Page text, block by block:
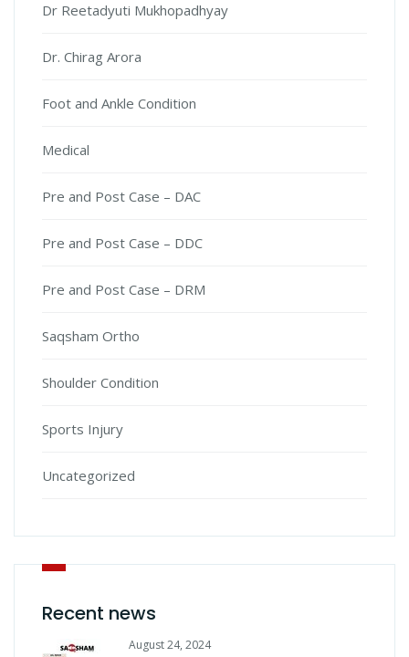
Dr Reetadyuti Mukhopadhyay
Dr. Chirag Arora
Foot and Ankle Condition
Medical
Pre and Post Case – DAC
Pre and Post Case – DDC
Pre and Post Case – DRM
Saqsham Ortho
Shoulder Condition
Sports Injury
Uncategorized
Recent news
August 24, 2024